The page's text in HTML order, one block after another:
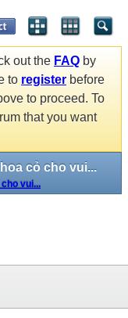
out the FAQ by
to register before
to proceed. To
that you want
cỏ cho vui...
vui...